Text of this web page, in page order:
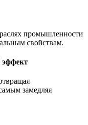
промышленности
свойствам.
замедляя